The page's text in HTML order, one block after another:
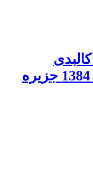
بازسازی مسکن پس از زلزله 1384 جزیره